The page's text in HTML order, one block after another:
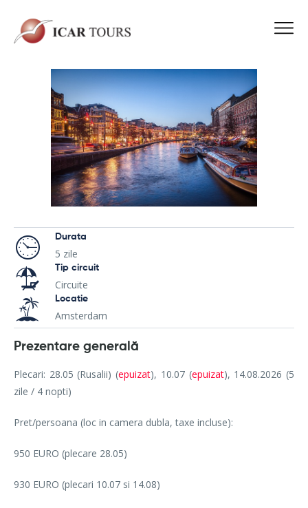
Durata
5 zile
Tip circuit
Circuite
Locatie
Amsterdam
Prezentare generală
Plecari: 28.05 (Rusalii) (epuizat), 10.07 (epuizat), 14.08.2026 (5
zile / 4 nopti)
Pret/persoana (loc in camera dubla, taxe incluse):
950 EURO (plecare 28.05)
930 EURO (plecari 10.07 si 14.08)